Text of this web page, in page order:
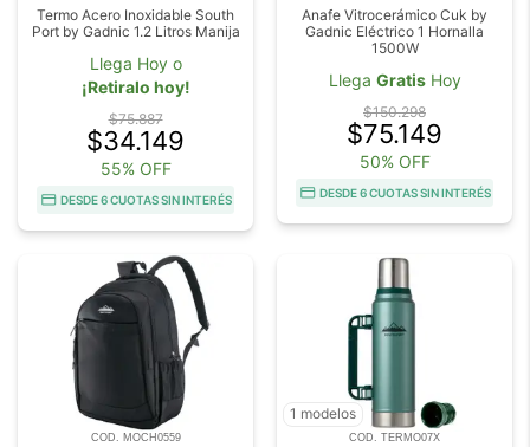
Termo Acero Inoxidable South
Port by Gadnic 1.2 Litros Manija
Llega Hoy o
¡Retiralo hoy!
$75.887
$34.149
55% OFF
DESDE 6 CUOTAS SIN INTERÉS
Anafe Vitrocerámico Cuk by
Gadnic Eléctrico 1 Hornalla
1500W
Llega GratisHoy
$150.298
$75.149
50% OFF
DESDE 6 CUOTAS SIN INTERÉS
COD. MOCH0559
1 modelos
COD. TERMO07X